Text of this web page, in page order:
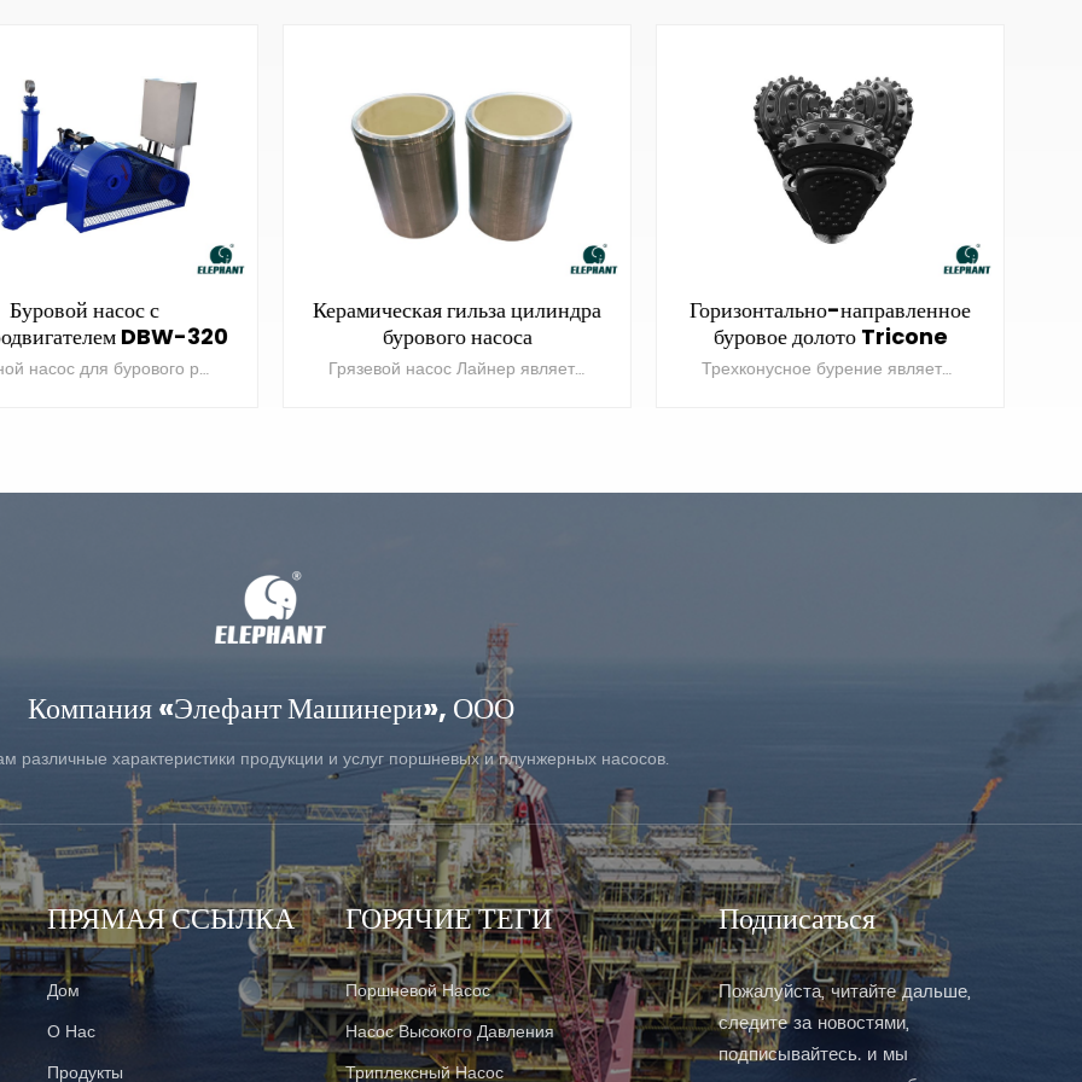
гильза цилиндра
бурового насоса
Грязевой насос Лайнер является важной запасной частью и расходными частями буровых насосов.
Горизонтально-направленное
буровое долото Tricone
Трехконусное бурение является неотъемлемой частью всех работ по горизонтально-направленному бурению.
УЗНАТЬ БОЛЬШЕ
Горизонтально-направленный
буровой станок-расширитель
Компания Elephant в основном поставляет расширители для горных пород с шарошечными конусами и сменными шарошечными резцами.
Компания «Элефант Машинери», ООО
различные характеристики продукции и услуг поршневых и плунжерных насосов.
ПРЯМАЯ ССЫЛКА
Дом
О Нас
Продукты
ГОРЯЧИЕ ТЕГИ
Поршневой Насос
Насос Высокого Давления
Триплексный Насос
Подписаться
Пожалуйста, читайте дальше,
следите за новостями,
подписывайтесь. и мы